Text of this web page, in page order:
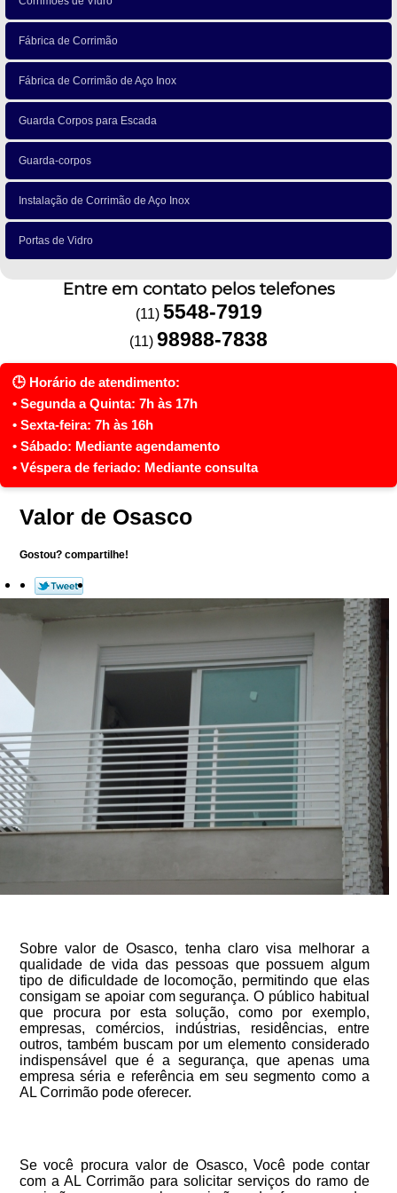
Fábrica de Corrimão
Fábrica de Corrimão de Aço Inox
Guarda Corpos para Escada
Guarda-corpos
Instalação de Corrimão de Aço Inox
Portas de Vidro
Entre em contato pelos telefones
(11) 5548-7919
(11) 98988-7838
Valor de Osasco
Gostou? compartilhe!
Sobre valor de Osasco, tenha claro visa melhorar a
qualidade de vida das pessoas que possuem algum
tipo de dificuldade de locomoção, permitindo que elas
consigam se apoiar com segurança. O público habitual
que procura por esta solução, como por exemplo,
empresas, comércios, indústrias, residências, entre
outros, também buscam por um elemento considerado
indispensável que é a segurança, que apenas uma
empresa séria e referência em seu segmento como a
AL Corrimão pode oferecer.
Se você procura valor de Osasco, Você pode contar
com a AL Corrimão para solicitar serviços do ramo de